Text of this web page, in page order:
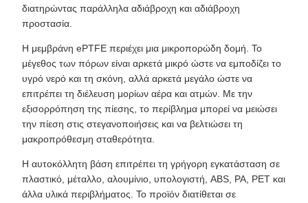
διατηρώντας παράλληλα αδιάβροχη και αδιάβροχη
προστασία.
Η μεμβράνη ePTFE περιέχει μια μικροπορώδη δομή. Το
μέγεθος των πόρων είναι αρκετά μικρό ώστε να εμποδίζει το
υγρό νερό και τη σκόνη, αλλά αρκετά μεγάλο ώστε να
επιτρέπει τη διέλευση μορίων αέρα και ατμών. Με την
εξισορρόπηση της πίεσης, το περίβλημα μπορεί να μειώσει
την πίεση στις στεγανοποιήσεις και να βελτιώσει τη
μακροπρόθεσμη σταθερότητα.
Η αυτοκόλλητη βάση επιτρέπει τη γρήγορη εγκατάσταση σε
πλαστικό, μέταλλο, αλουμίνιο, υπολογιστή, ABS, PA, PET και
άλλα υλικά περιβλήματος. Το προϊόν διατίθεται σε